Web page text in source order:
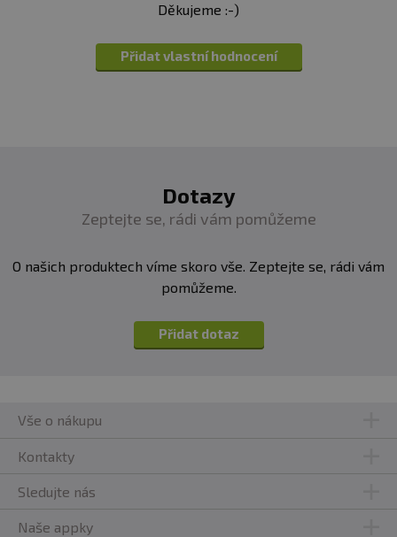
Děkujeme :-)
Přidat vlastní hodnocení
Dotazy
Zeptejte se, rádi vám pomůžeme
O našich produktech víme skoro vše. Zeptejte se, rádi vám
pomůžeme.
Přidat dotaz
Vše o nákupu
Kontakty
Sledujte nás
Naše appky